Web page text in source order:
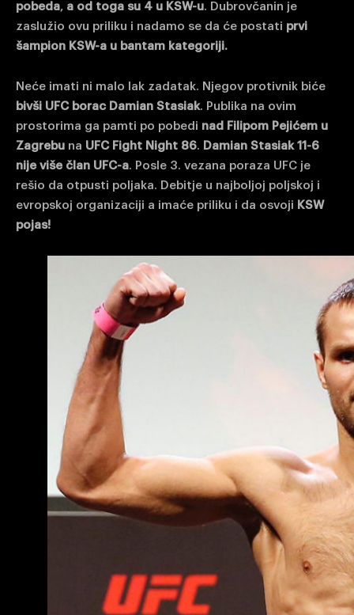
pobeda, a od toga su 4 u KSW-u. Dubrovčanin je
zaslužio ovu priliku i nadamo se da će postati prvi
šampion KSW-a u bantam kategoriji.
Neće imati ni malo lak zadatak. Njegov protivnik biće
bivši UFC borac Damian Stasiak. Publika na ovim
prostorima ga pamti po pobedi nad Filipom Pejićem u
Zagrebu na UFC Fight Night 86. Damian Stasiak 11-6
nije više član UFC-a. Posle 3. vezana poraza UFC je
rešio da otpusti poljaka. Debitje u najboljoj poljskoj i
evropskoj organizaciji a imaće priliku i da osvoji KSW
pojas!